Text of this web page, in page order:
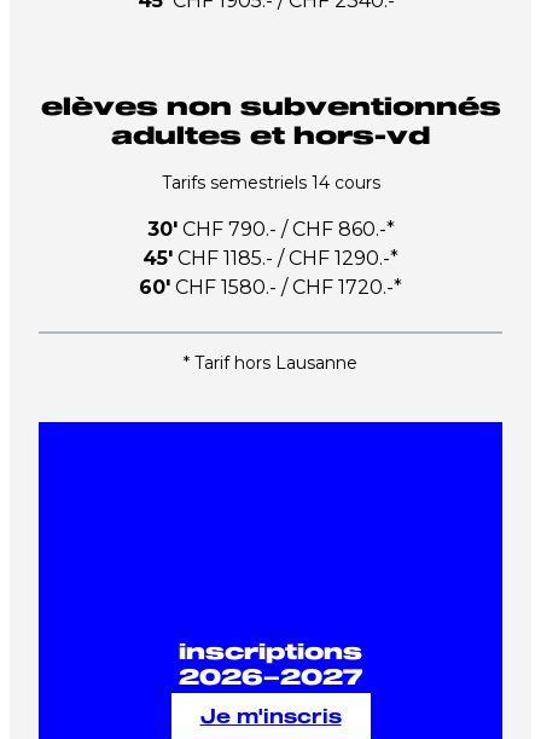
elèves non subventionnés
adultes et hors-vd
Tarifs semestriels 14 cours
30′CHF 790.- / CHF 860.-*
45′ CHF 1185.- / CHF 1290.-*
60′ CHF 1580.- / CHF 1720.-*
* Tarif hors Lausanne
inscriptions
2026–2027
Je m'inscris